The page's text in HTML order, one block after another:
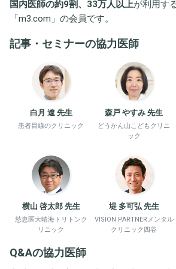
国内医師の約9割、33万人以上が利用す
「m3.com 」の会員です。
記事・セミナーの協力医師
白月 遼 先生
患者目線のクリニック
森戸 やすみ 先生
どうかん山こどもクリニ
ック
横山 啓太郎 先生
慈恵医大晴海トリトンク
リニック
堤 多可弘 先生
VISION PARTNERメンタル
クリニック四谷
Q&Aの協力医師